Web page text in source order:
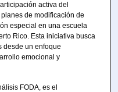
activa del
de modificación de
especial en una escuela
Rico. Esta iniciativa busca
desde un enfoque
emocional y
FODA, es el